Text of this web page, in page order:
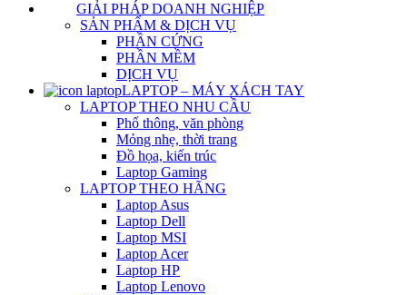
GIẢI PHÁP DOANH NGHIỆP
SẢN PHẨM & DỊCH VỤ
PHẦN CỨNG
PHẦN MỀM
DỊCH VỤ
LAPTOP – MÁY XÁCH TAY
LAPTOP THEO NHU CẦU
Phổ thông, văn phòng
Mỏng nhẹ, thời trang
Đồ họa, kiến trúc
Laptop Gaming
LAPTOP THEO HÃNG
Laptop Asus
Laptop Dell
Laptop MSI
Laptop Acer
Laptop HP
Laptop Lenovo